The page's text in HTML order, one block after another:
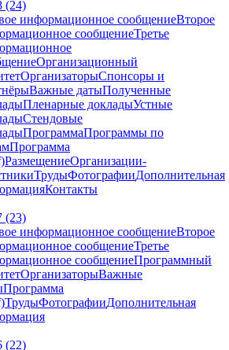
(24)
информационное сообщениеВторое
сообщениеТретье
Организационный
ОрганизаторыСпонсоры и
Важные датыПолученные
Пленарные докладыУстные
Стендовые
ПрограммаПрограммы по
Программа
РазмещениеОрганизации-
ТрудыФотографииДополнительная
Контакты
(23)
информационное сообщениеВторое
сообщениеТретье
сообщениеПрограммный
ОрганизаторыВажные
Программа
ТрудыФотографииДополнительная
(22)